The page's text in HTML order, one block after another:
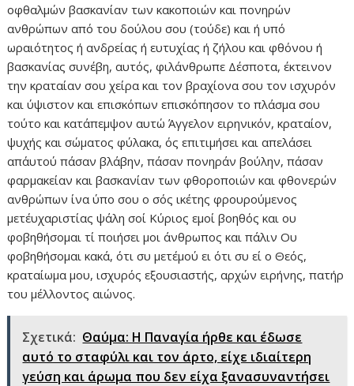
οφθαλμών βασκανίαν των κακοποιών και πονηρών
ανθρώπων από του δούλου σου (τούδε) και ή υπό
ωραιότητος ή ανδρείας ή ευτυχίας ή ζήλου και φθόνου ή
βασκανίας συνέβη, αυτός, φιλάνθρωπε Δέσποτα, έκτεινον
την κραταίαν σου χείρα και τον βραχίονα σου τον ισχυρόν
και ύψιστον και επισκόπων επισκόπησον το πλάσμα σου
τούτο και κατάπεμψον αυτώ Άγγελον ειρηνικόν, κραταίον,
ψυχής και σώματος φύλακα, ός επιτιμήσει και απελάσει
απ΄αυτού πάσαν βλάβην, πάσαν πονηράν βούλην, πάσαν
φαρμακείαν και βασκανίαν των φθοροποιών και φθονερών
ανθρώπων ίνα ύπο σου ο σός ικέτης φρουρούμενος
μετ΄ευχαριστίας ψάλη σοί Κύριος εμοί βοηθός και ου
φοβηθήσομαι τί ποιήσει μοι άνθρωπος και πάλιν Ου
φοβηθήσομαι κακά, ότι συ μετ΄εμού ει ότι συ εί ο Θεός,
κραταίωμα μου, ισχυρός εξουσιαστής, αρχών ειρήνης, πατήρ
του μέλλοντος αιώνος.
Σχετικά: Θαύμα: Η Παναγία ήρθε και έδωσε
αυτό το σταφύλι και τον άρτο, είχε ιδιαίτερη
γεύση και άρωμα που δεν είχα ξανασυναντήσει